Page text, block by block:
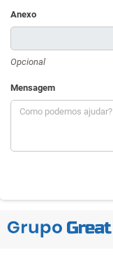
Anexo
Opcional
Mensagem